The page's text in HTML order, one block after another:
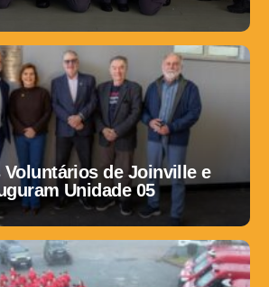
Voluntários de Joinville e
Unidade 05